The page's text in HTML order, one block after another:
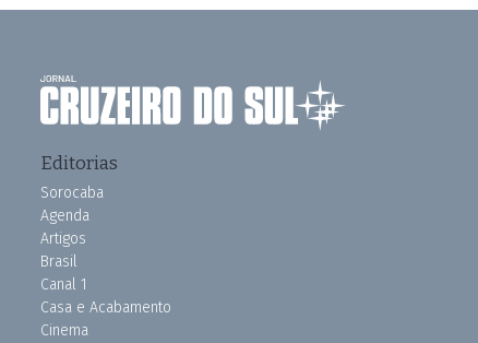
Editorias
Sorocaba
Agenda
Artigos
Brasil
Canal 1
Casa e Acabamento
Cinema